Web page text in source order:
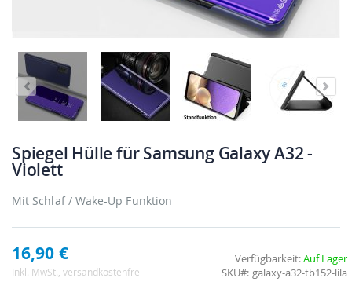
Spiegel Hülle für Samsung Galaxy A32 -
Violett
Mit Schlaf / Wake-Up Funktion
16,90 €
Inkl. MwSt. , versandkostenfrei
Verfügbarkeit:Auf Lager
SKU
galaxy-a32-tb152-lila